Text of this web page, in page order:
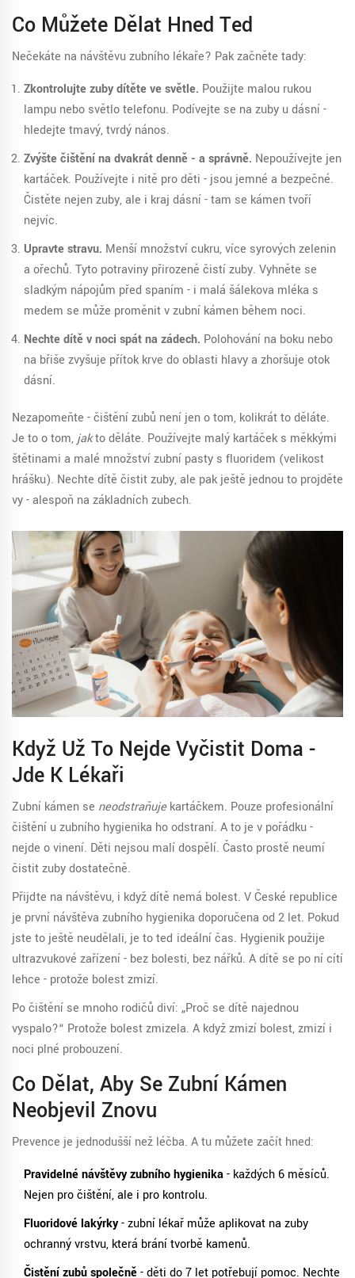
Co Můžete Dělat Hned Teď
Nečekáte na návštěvu zubního lékaře? Pak začněte tady:
Zkontrolujte zuby dítěte ve světle. Použijte malou rukou
lampu nebo světlo telefonu. Podívejte se na zuby u dásní -
hledejte tmavý, tvrdý nános.
Zvýšte čištění na dvakrát denně - a správně. Nepoužívejte jen
kartáček. Používejte i nitě pro děti - jsou jemné a bezpečné.
Čistěte nejen zuby, ale i kraj dásní - tam se kámen tvoří
nejvíc.
Upravte stravu. Menší množství cukru, více syrových zelenin
a ořechů. Tyto potraviny přirozeně čistí zuby. Vyhněte se
sladkým nápojům před spaním - i malá šálekova mléka s
medem se může proměnit v zubní kámen během noci.
Nechte dítě v noci spát na zádech. Polohování na boku nebo
na břiše zvyšuje přítok krve do oblasti hlavy a zhoršuje otok
dásní.
Nezapomeňte - čištění zubů není jen o tom, kolikrát to děláte.
Je to o tom,jakto děláte. Používejte malý kartáček s měkkými
štětinami a malé množství zubní pasty s fluoridem (velikost
hrášku). Nechte dítě čistit zuby, ale pak ještě jednou to projděte
vy - alespoň na základních zubech.
Když Už To Nejde Vyčistit Doma -
Jde K Lékaři
Zubní kámen se neodstraňujekartáčkem. Pouze profesionální
čištění u zubního hygienika ho odstraní. A to je v pořádku -
nejde o vinení. Děti nejsou malí dospělí. Často prostě neumí
čistit zuby dostatečně.
Přijďte na návštěvu, i když dítě nemá bolest. V České republice
je první návštěva zubního hygienika doporučena od 2 let. Pokud
jste to ještě neudělali, je to teď ideální čas. Hygienik použije
ultrazvukové zařízení - bez bolesti, bez nářků. A dítě se po ní cítí
lehce - protože bolest zmizí.
Po čištění se mnoho rodičů diví: „Proč se dítě najednou
vyspalo?“ Protože bolest zmizela. A když zmizí bolest, zmizí i
noci plné probouzení.
Co Dělat, Aby Se Zubní Kámen
Neobjevil Znovu
Prevence je jednodušší než léčba. A tu můžete začít hned:
Pravidelné návštěvy zubního hygienika- každých 6 měsíců.
Nejen pro čištění, ale i pro kontrolu.
Fluoridové lakýrky- zubní lékař může aplikovat na zuby
ochranný vrstvu, která brání tvorbě kamenů.
Čistění zubů společně- děti do 7 let potřebují pomoc. Nechte